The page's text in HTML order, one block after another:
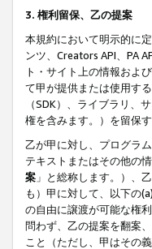
3. 権利留保、乙の提案
本規約において明示的に
ンツ、Creators API、PA
ト・サイト上の情報およ
て甲が提供または使用す
（SDK）、ライブラリ、
権を含みます。）を留保
乙が甲に対し、プログラ
テキストまたはその他の
案 」と総称します。）、
も）甲に対して、以下の
の自由に譲渡が可能な権
問わず、乙の提案を翻案
こと（ただし、甲はその